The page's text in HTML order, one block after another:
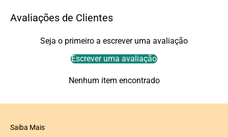
Avaliações de Clientes
Seja o primeiro a escrever uma avaliação
Escrever uma avaliação
Nenhum item encontrado
Saiba Mais